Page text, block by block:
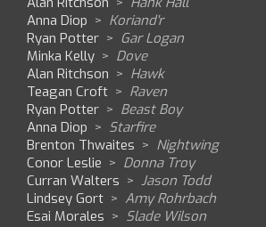
Anna Diop > Koriand'r
Ryan Potter > Gar Logan
Minka Kelly > Dove
Alan Ritchson > Hawk
Teagan Croft > Raven
Ryan Potter > Beast Boy
Anna Diop > Starfire
Brenton Thwaites > Nightwing
Conor Leslie > Donna Troy
Curran Walters > Jason Todd
Lindsey Gort > Amy Rohrbach
Esai Morales > Slade Wilson